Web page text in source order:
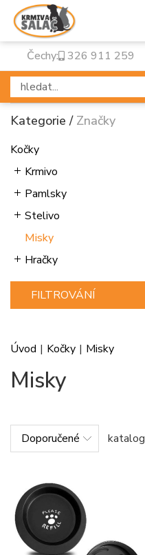
Čechy: 326 911 259
Kategorie / Značky
Kočky
Krmivo
Pamlsky
Stelivo
Misky
Hračky
FILTROVÁNÍ
Úvod | Kočky | Misky
Misky
katalog